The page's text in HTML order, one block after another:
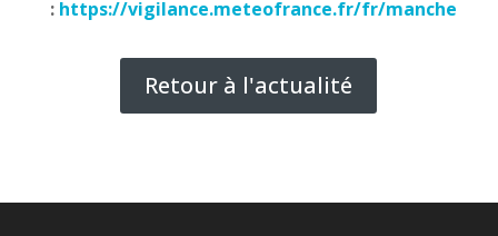
: https://vigilance.meteofrance.fr/fr/manche
Retour à l'actualité